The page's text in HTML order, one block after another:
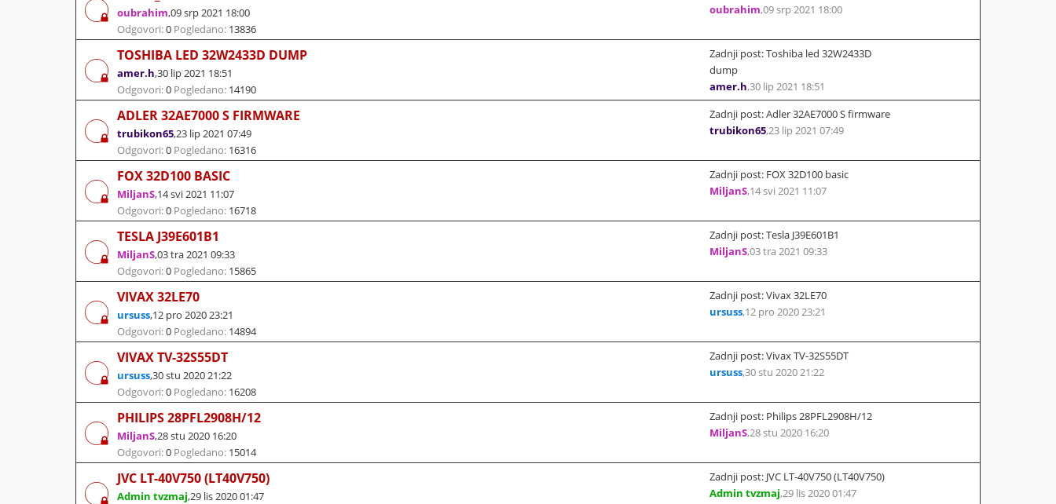
oubrahim,09 srp 2021 18:00
Odgovori:0 Pogledano: 13836
oubrahim,09 srp 2021 18:00
TOSHIBA LED 32W2433D DUMP
amer.h,30 lip 2021 18:51
Odgovori:0 Pogledano: 14190
Zadnji post: Toshiba led 32W2433D
dump
amer.h,30 lip 2021 18:51
ADLER 32AE7000 S FIRMWARE
trubikon65,23 lip 2021 07:49
Odgovori:0 Pogledano: 16316
Zadnji post: Adler 32AE7000 S firmware
trubikon65,23 lip 2021 07:49
FOX 32D100 BASIC
MiljanS,14 svi 2021 11:07
Odgovori:0 Pogledano: 16718
Zadnji post: FOX 32D100 basic
MiljanS,14 svi 2021 11:07
TESLA J39E601B1
MiljanS,03 tra 2021 09:33
Odgovori:0 Pogledano: 15865
Zadnji post: Tesla J39E601B1
MiljanS,03 tra 2021 09:33
VIVAX 32LE70
ursuss,12 pro 2020 23:21
Odgovori:0 Pogledano: 14894
Zadnji post: Vivax 32LE70
ursuss,12 pro 2020 23:21
VIVAX TV-32S55DT
ursuss,30 stu 2020 21:22
Odgovori:0 Pogledano: 16208
Zadnji post: Vivax TV-32S55DT
ursuss,30 stu 2020 21:22
PHILIPS 28PFL2908H/12
MiljanS,28 stu 2020 16:20
Odgovori:0 Pogledano: 15014
Zadnji post: Philips 28PFL2908H/12
MiljanS,28 stu 2020 16:20
JVC LT-40V750 (LT40V750)
Admin tvzmaj,29 lis 2020 01:47
Zadnji post: JVC LT-40V750 (LT40V750)
Admin tvzmaj,29 lis 2020 01:47